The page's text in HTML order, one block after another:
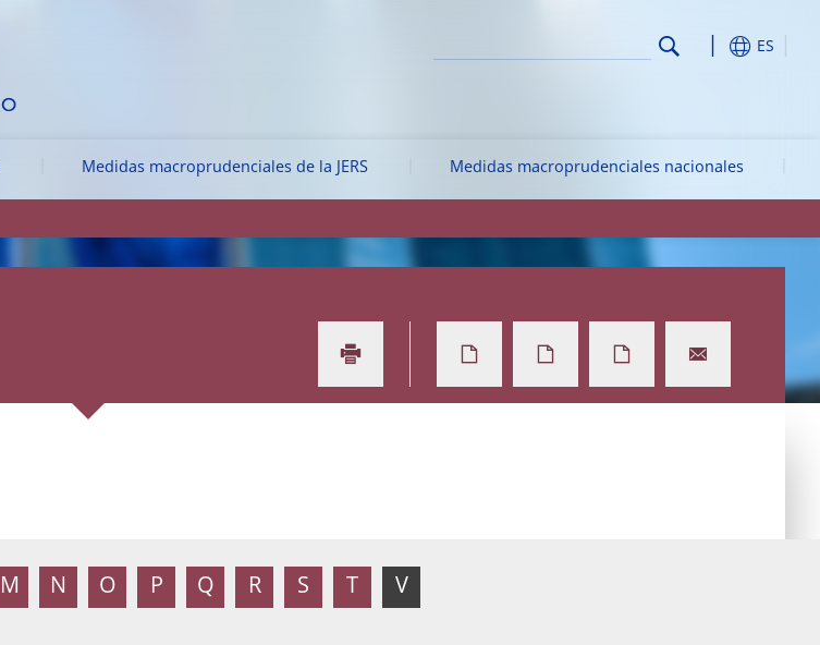
ES
Medidas macroprudenciales de la JERS Medidas macroprudenciales nacionales
M N O P Q R S T V